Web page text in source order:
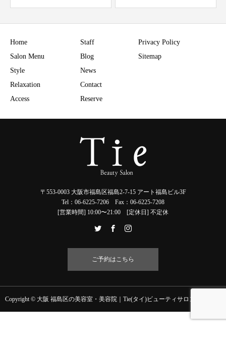
Home
Salon Menu
Style
Relaxation
Access
Staff
Blog
News
Contact
Reserve
Privacy Policy
Sitemap
〒553-0003 大阪市福島区福島2-7-15 アート福島ビル3F
Tel：06-6225-7206 Fax：06-6225-7208
[営業時間] 10:00〜21:00 [定休日] 不定休
ご予約はこちら
Copyright © 大阪 福島区の美容室・美容院｜Tie(タイ)ビューティサロン All Rights
ご予約